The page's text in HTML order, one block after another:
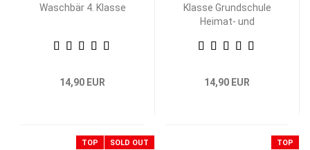
Waschbär 4. Klasse
14,90 EUR
Klasse Grundschule
Heimat- und
14,90 EUR
TOP SOLD OUT TOP